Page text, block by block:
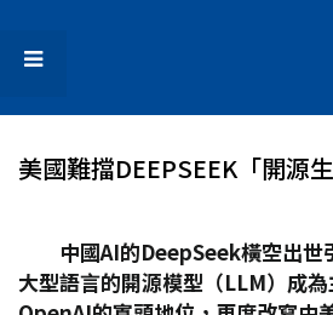
美國難擋DEEPSEEK「開源
中國AI的DeepSeek橫空出世
大型語言的開源模型（LLM）成